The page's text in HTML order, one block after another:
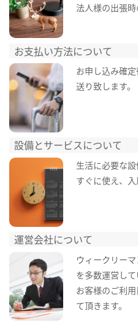
法人様の出張時
お支払い方法について
お申し込み確
送り致します。
設備とサービスについて
生活に必要な
すぐに使え、入
運営会社について
ウィークリー
を多数運営して
お客様のご利
て頂きます。